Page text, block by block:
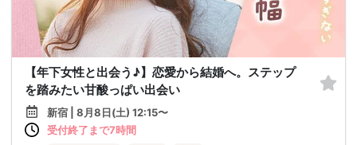
【年下女性と出会う♪】恋愛から結婚へ。ステップ
を踏みたい甘酸っぱい出会い
新宿 | 8月8日(土) 12:15〜
受付終了まで7時間